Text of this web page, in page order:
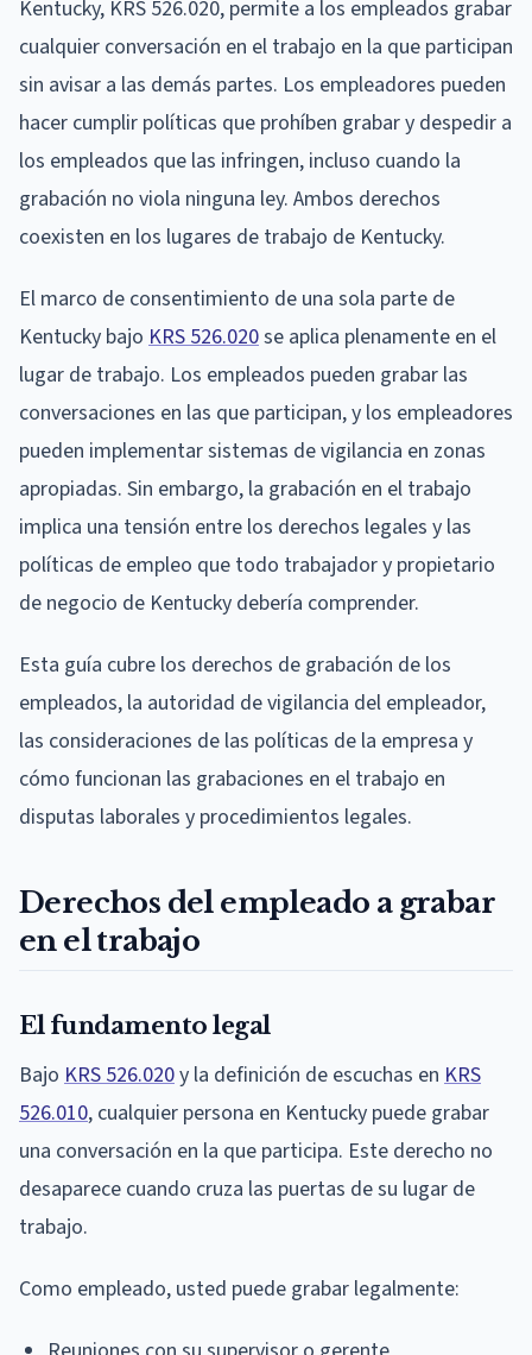
Kentucky, KRS 526.020, permite a los empleados grabar
cualquier conversación en el trabajo en la que participan
sin avisar a las demás partes. Los empleadores pueden
hacer cumplir políticas que prohíben grabar y despedir a
los empleados que las infringen, incluso cuando la
grabación no viola ninguna ley. Ambos derechos
coexisten en los lugares de trabajo de Kentucky.
El marco de consentimiento de una sola parte de
Kentucky bajo KRS 526.020se aplica plenamente en el
lugar de trabajo. Los empleados pueden grabar las
conversaciones en las que participan, y los empleadores
pueden implementar sistemas de vigilancia en zonas
apropiadas. Sin embargo, la grabación en el trabajo
implica una tensión entre los derechos legales y las
políticas de empleo que todo trabajador y propietario
de negocio de Kentucky debería comprender.
Esta guía cubre los derechos de grabación de los
empleados, la autoridad de vigilancia del empleador,
las consideraciones de las políticas de la empresa y
cómo funcionan las grabaciones en el trabajo en
disputas laborales y procedimientos legales.
Derechos del empleado a grabar
en el trabajo
El fundamento legal
Bajo KRS 526.020y la definición de escuchas en KRS
526.010, cualquier persona en Kentucky puede grabar
una conversación en la que participa. Este derecho no
desaparece cuando cruza las puertas de su lugar de
trabajo.
Como empleado, usted puede grabar legalmente: